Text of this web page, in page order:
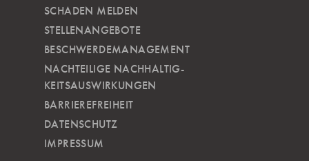
SCHADEN MELDEN
STELLENANGEBOTE
BESCHWERDEMANAGEMENT
NACHTEILIGE NACH­HALTIG­
KEITSAUSWIRKUNGEN
BARRIEREFREIHEIT
DATENSCHUTZ
IMPRESSUM